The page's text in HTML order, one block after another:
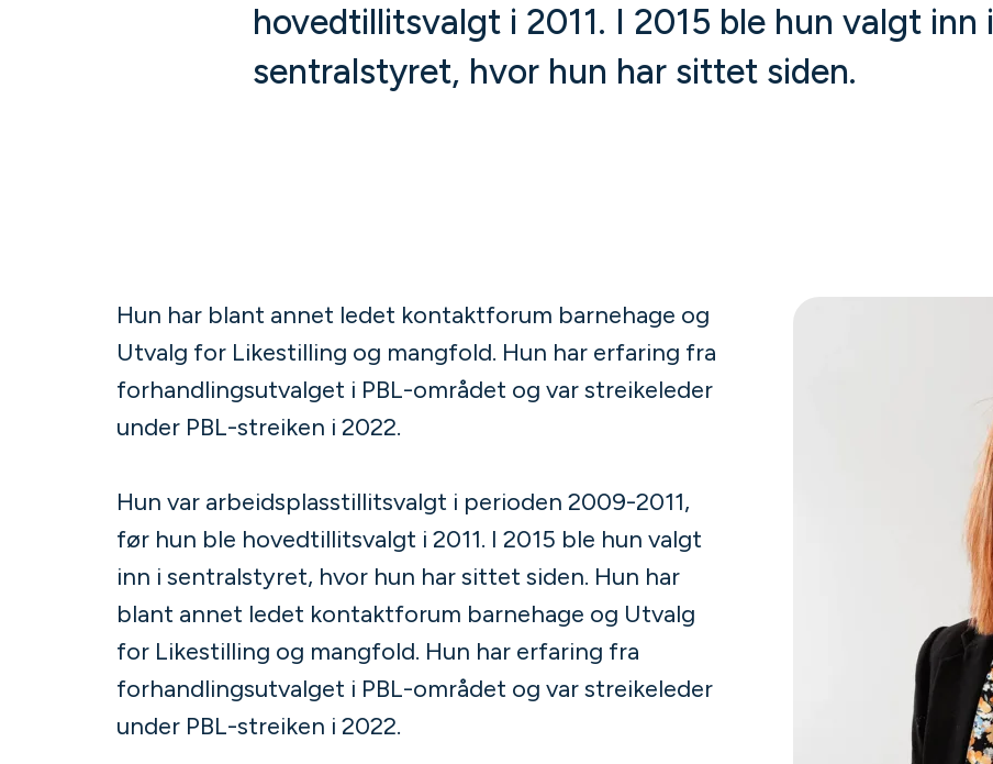
hovedtillitsvalgt i 2011. I 2015 ble hun valgt inn i
sentralstyret, hvor hun har sittet siden.
Hun har blant annet ledet kontaktforum barnehage og
Utvalg for Likestilling og mangfold. Hun har erfaring fra
forhandlingsutvalget i PBL-området og var streikeleder
under PBL-streiken i 2022.
Hun var arbeidsplasstillitsvalgt i perioden 2009-2011,
før hun ble hovedtillitsvalgt i 2011. I 2015 ble hun valgt
inn i sentralstyret, hvor hun har sittet siden. Hun har
blant annet ledet kontaktforum barnehage og Utvalg
for Likestilling og mangfold. Hun har erfaring fra
forhandlingsutvalget i PBL-området og var streikeleder
under PBL-streiken i 2022.